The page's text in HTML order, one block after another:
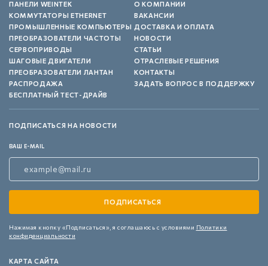
ПАНЕЛИ WEINTEK
КОММУТАТОРЫ ETHERNET
ПРОМЫШЛЕННЫЕ КОМПЬЮТЕРЫ
ПРЕОБРАЗОВАТЕЛИ ЧАСТОТЫ
СЕРВОПРИВОДЫ
ШАГОВЫЕ ДВИГАТЕЛИ
ПРЕОБРАЗОВАТЕЛИ ЛАНТАН
РАСПРОДАЖА
БЕСПЛАТНЫЙ ТЕСТ-ДРАЙВ
О КОМПАНИИ
ВАКАНСИИ
ДОСТАВКА И ОПЛАТА
НОВОСТИ
СТАТЬИ
ОТРАСЛЕВЫЕ РЕШЕНИЯ
КОНТАКТЫ
ЗАДАТЬ ВОПРОС В ПОДДЕРЖКУ
ПОДПИСАТЬСЯ НА НОВОСТИ
ВАШ E-MAIL
Нажимая кнопку «Подписаться», я соглашаюсь с условиями Политики
конфиденциальности
КАРТА САЙТА